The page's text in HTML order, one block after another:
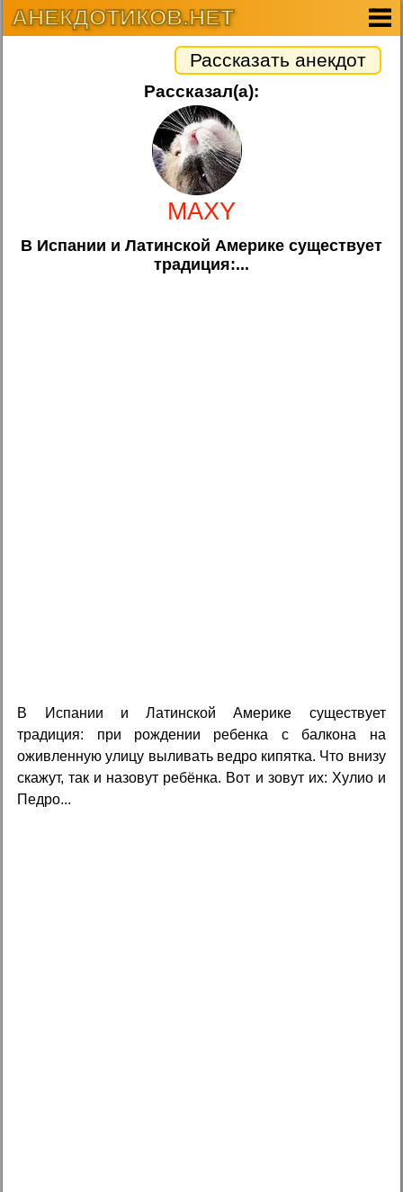
АНЕКДОТИКОВ.НЕТ
Рассказать анекдот
Рассказал(а):
MAXY
В Испании и Латинской Америке существует
традиция:...
В Испании и Латинской Америке существует
традиция: при рождении ребенка с балкона на
оживленную улицу выливать ведро кипятка. Что внизу
скажут, так и назовут ребёнка. Вот и зовут их: Хулио и
Педро...